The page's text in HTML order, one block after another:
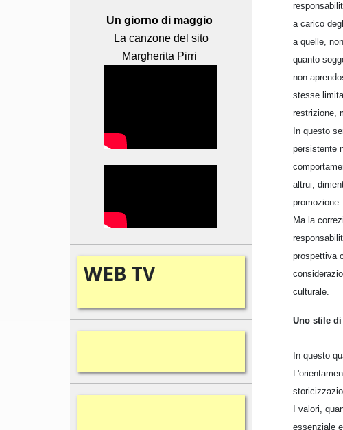
Un giorno di maggio
La canzone del sito
Margherita Pirri
WEB TV
a carico
a quelle,
quanto
non
stesse
restrizione,
In questo
persistente
altrui,
promozione.
Ma la
prospettiva
culturale.
Uno stile
In questo
I valori,
essenziale